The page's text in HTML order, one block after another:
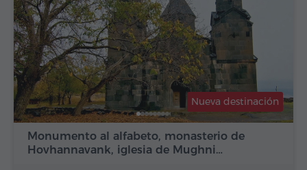
Monumento al alfabeto, monasterio de
Hovhannavank, iglesia de Mughni…
Nueva destinación